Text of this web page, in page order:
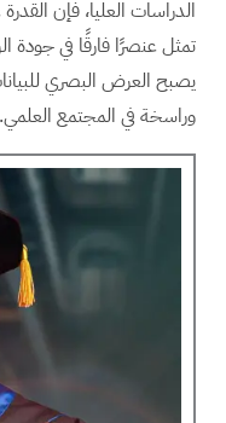
الدراسات العليا، فإن
تمثل عنصرًا فارقًا في جودة
يصبح العرض البصري
وراسخة في المجتمع العلمي.